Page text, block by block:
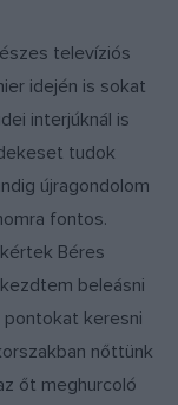
televíziós
idején is sokat
interjúknál is
tudok
újragondolom
fontos.
Béres
beleásni
keresni
nőttünk
őt meghurcoló